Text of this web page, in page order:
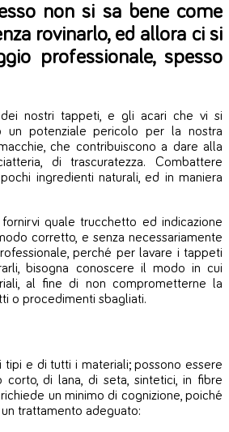
non si sa bene come
rovinarlo, ed allora ci si
professionale, spesso
nostri tappeti, e gli acari che vi si
un potenziale pericolo per la nostra
che contribuiscono a dare alla
di trascuratezza. Combattere
ingredienti naturali, ed in maniera
quale trucchetto ed indicazione
corretto, e senza necessariamente
perché per lavare i tappeti
bisogna conoscere il modo in cui
al fine di non comprometterne la
o procedimenti sbagliati.
e di tutti i materiali; possono essere
di lana, di seta, sintetici, in fibre
un minimo di cognizione, poiché
trattamento adeguato: